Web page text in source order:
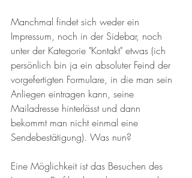
Manchmal findet sich weder ein
Impressum, noch in der Sidebar, noch
unter der Kategorie "Kontakt" etwas (ich
persönlich bin ja ein absoluter Feind der
vorgefertigten Formulare, in die man sein
Anliegen eintragen kann, seine
Mailadresse hinterlässt und dann
bekommt man nicht einmal eine
Sendebestätigung). Was nun?
Eine Möglichkeit ist das Besuchen des